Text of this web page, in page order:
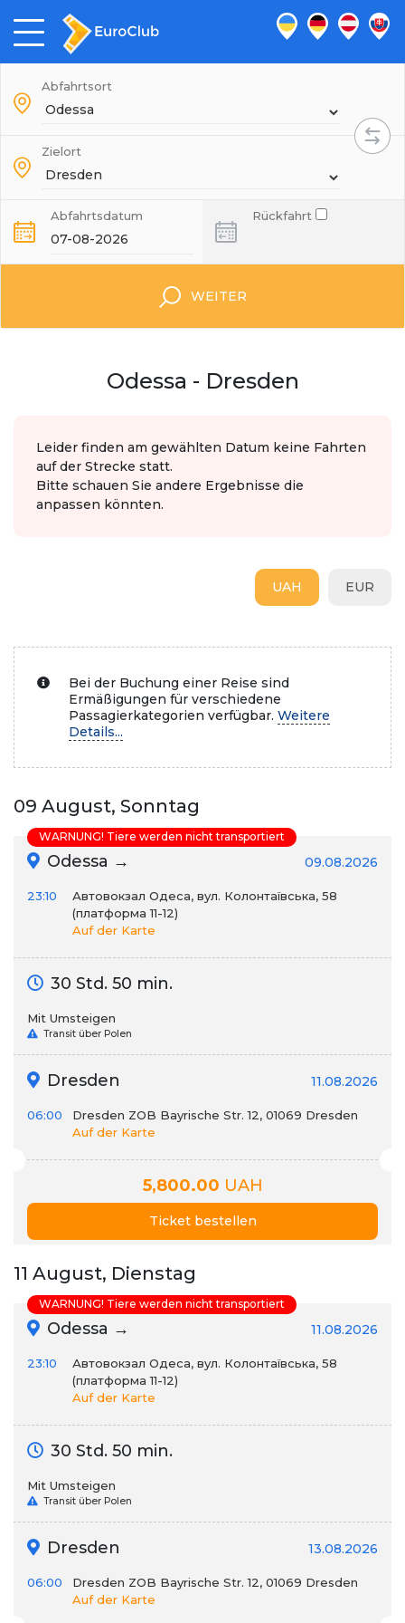
Abfahrtsort
Zielort
Abfahrtsdatum Rückfahrt
WEITER
Odessa - Dresden
Leider finden am gewählten Datum keine Fahrten
auf der Strecke statt.
Bitte schauen Sie andere Ergebnisse die
anpassen könnten.
EUR
UAH
Bei der Buchung einer Reise sind
Ermäßigungen für verschiedene
Passagierkategorien verfügbar. Weitere
Details...
09 August, Sonntag
Odessa → 09.08.2026
23:10
Автовокзал Одеса, вул. Колонтаївська, 58
(платформа 11-12)
Auf der Karte
30 Std. 50 min.
Mit Umsteigen
Transit über Polen
Dresden 11.08.2026
06:00
Dresden ZOB Bayrische Str. 12, 01069 Dresden
Auf der Karte
5,800.00 UAH
Ticket bestellen
WARNUNG! Tiere werden nicht transportiert
11 August, Dienstag
Odessa → 11.08.2026
23:10
Автовокзал Одеса, вул. Колонтаївська, 58
(платформа 11-12)
Auf der Karte
30 Std. 50 min.
Mit Umsteigen
Transit über Polen
Dresden 13.08.2026
06:00
Dresden ZOB Bayrische Str. 12, 01069 Dresden
Auf der Karte
WARNUNG! Tiere werden nicht transportiert